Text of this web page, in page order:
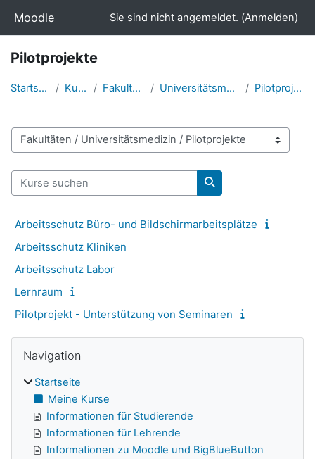
Moodle Sie sind nicht angemeldet. (Anmelden)
Pilotprojekte
Startseite Kurse Fakultäten Universitätsmedizin Pilotprojekte
Kursbereiche
Kurse suchen
Kurse suchen
Arbeitsschutz Büro- und Bildschirmarbeitsplätze
Arbeitsschutz Kliniken
Arbeitsschutz Labor
Lernraum
Pilotprojekt - Unterstützung von Seminaren
Navigation
Startseite
Meine Kurse
Informationen für Studierende
Informationen für Lehrende
Informationen zu Moodle und BigBlueButton